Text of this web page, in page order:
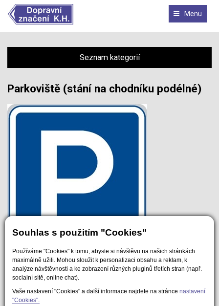
Souhlas s použitím "Cookies"
Používáme "Cookies" k tomu, abyste si návštěvu na našich stránkách
maximálně užili. Mohou sloužit k personalizaci obsahu a reklam, k
analýze návštěvnosti a ke zobrazení různých pluginů třetích stran (např.
socialní sítě, online chat).
Vaše nastavení "Cookies" a další informace najdete na stránce nastavení
"Cookies".
Menu
Seznam kategorií
Parkoviště (stání na chodníku podélné)